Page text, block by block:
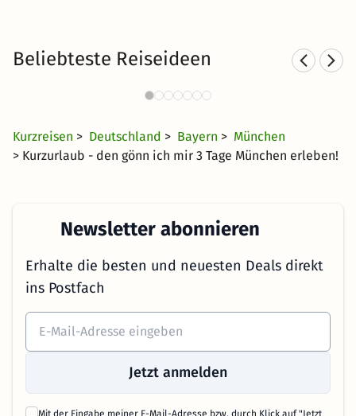
Beliebteste Reiseideen
Familienurlaub in Oberbayern
518 Angebote
Kurzreisen > Deutschland > Bayern > München
> Kurzurlaub - den gönn ich mir 3 Tage München erleben!
Newsletter abonnieren
Erhalte die besten und neuesten Deals direkt
ins Postfach
Jetzt anmelden